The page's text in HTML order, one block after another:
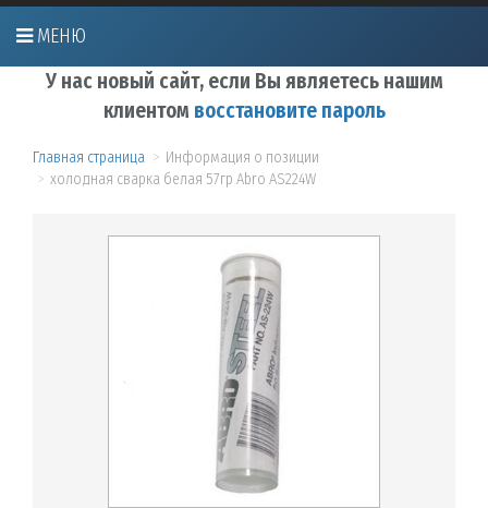
МЕНЮ
У нас новый сайт, если Вы являетесь нашим
клиентом восстановите пароль
Главная страница
Информация о позиции
холодная сварка белая 57гр Abro AS224W